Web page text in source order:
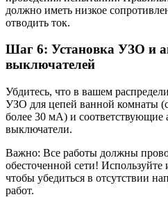
должно иметь низкое
отводить ток.
Шаг 6: Установка УЗО и
выключателей
Убдитесь, что в вашем
УЗО для цепей ванной комнаты
более 30 мА) и соответствующие
выключатели.
Важно: Все работы должны
обесточенной сети!
чтобы убедиться в отсутствии
работ.